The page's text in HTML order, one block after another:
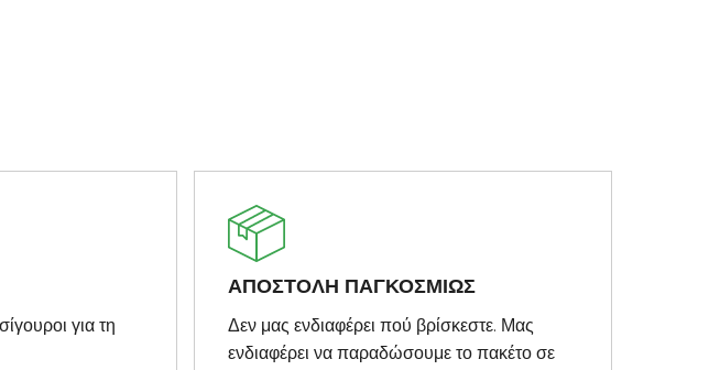
για τη
ΑΠΟΣΤΟΛΗ ΠΑΓΚΟΣΜΙΩΣ
Δεν μας ενδιαφέρει πού βρίσκεστε. Μας
ενδιαφέρει να παραδώσουμε το πακέτο σε